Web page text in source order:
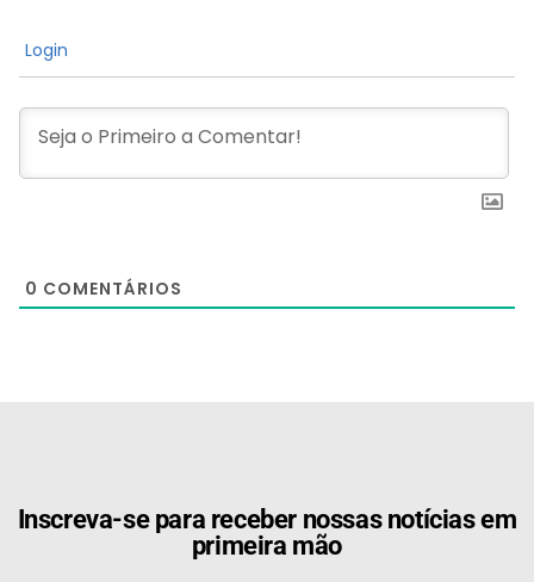
Login
0 COMENTÁRIOS
Inscreva-se para receber nossas notícias em
primeira mão